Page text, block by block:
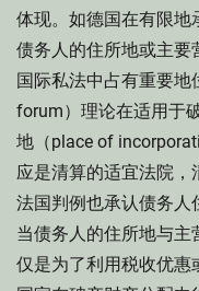
体现。如德国在有限地
债务人的住所地或主要
国际私法中占有重要地
forum）理论在适用于
地（place of
应是清算的适宜法院，
法国判例也承认债务人
当债务人的住所地与主
仅是为了利用税收优惠